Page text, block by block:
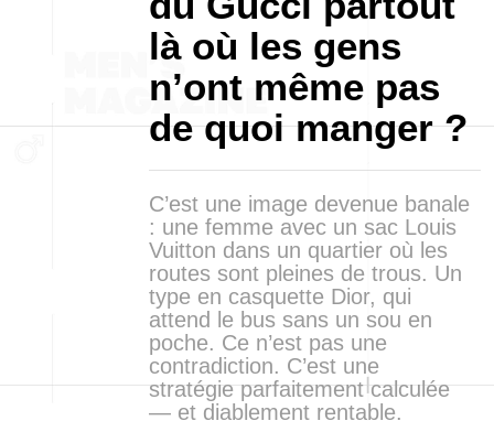
là où les gens
n’ont même pas
de quoi manger ?
C’est une image devenue banale
: une femme avec un sac Louis
Vuitton dans un quartier où les
routes sont pleines de trous. Un
type en casquette Dior, qui
attend le bus sans un sou en
poche. Ce n’est pas une
contradiction. C’est une
stratégie parfaitement calculée
— et diablement rentable.